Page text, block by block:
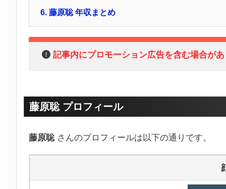
6. 藤原聡 年収まとめ
記事内にプロモーション広告を含む場合が
藤原聡 プロフィール
藤原聡 さんのプロフィールは以下の通りです。